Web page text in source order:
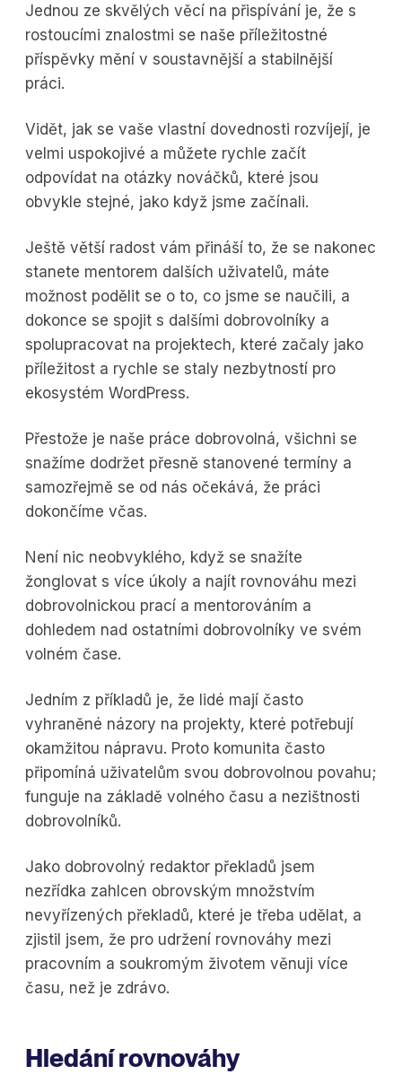
Jednou ze skvělých věcí na přispívání je, že s
rostoucími znalostmi se naše příležitostné
příspěvky mění v soustavnější a stabilnější
práci.
Vidět, jak se vaše vlastní dovednosti rozvíjejí, je
velmi uspokojivé a můžete rychle začít
odpovídat na otázky nováčků, které jsou
obvykle stejné, jako když jsme začínali.
Ještě větší radost vám přináší to, že se nakonec
stanete mentorem dalších uživatelů, máte
možnost podělit se o to, co jsme se naučili, a
dokonce se spojit s dalšími dobrovolníky a
spolupracovat na projektech, které začaly jako
příležitost a rychle se staly nezbytností pro
ekosystém WordPress.
Přestože je naše práce dobrovolná, všichni se
snažíme dodržet přesně stanovené termíny a
samozřejmě se od nás očekává, že práci
dokončíme včas.
Není nic neobvyklého, když se snažíte
žonglovat s více úkoly a najít rovnováhu mezi
dobrovolnickou prací a mentorováním a
dohledem nad ostatními dobrovolníky ve svém
volném čase.
Jedním z příkladů je, že lidé mají často
vyhraněné názory na projekty, které potřebují
okamžitou nápravu. Proto komunita často
připomíná uživatelům svou dobrovolnou povahu;
funguje na základě volného času a nezištnosti
dobrovolníků.
Jako dobrovolný redaktor překladů jsem
nezřídka zahlcen obrovským množstvím
nevyřízených překladů, které je třeba udělat, a
zjistil jsem, že pro udržení rovnováhy mezi
pracovním a soukromým životem věnuji více
času, než je zdrávo.
Hledání rovnováhy